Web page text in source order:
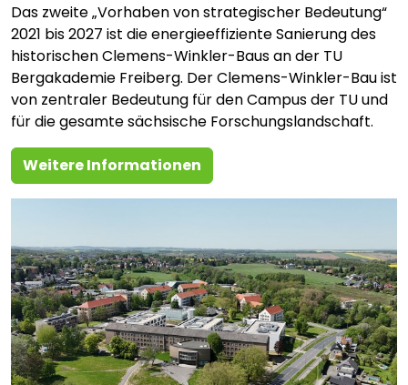
Das zweite „Vorhaben von strategischer Bedeutung“
2021 bis 2027 ist die energieeffiziente Sanierung des
historischen Clemens-Winkler-Baus an der TU
Bergakademie Freiberg. Der Clemens-Winkler-Bau ist
von zentraler Bedeutung für den Campus der TU und
für die gesamte sächsische Forschungslandschaft.
Weitere Informationen